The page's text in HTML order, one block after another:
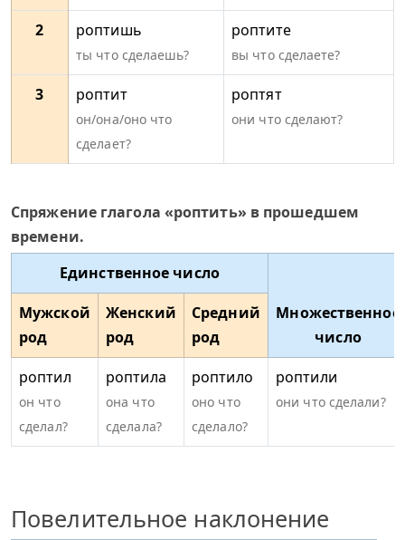
2 роптишь
ты что сделаешь?
роптите
вы что сделаете?
3 роптит
он/она/оно что
сделает?
роптят
они что сделают?
Спряжение глагола «роптить» в прошедшем
времени.
Единственное число
Множественное
число
Мужской
род
Женский
род
Средний
род
роптил
он что
сделал?
роптила
она что
сделала?
роптило
оно что
сделало?
роптили
они что сделали?
Повелительное наклонение